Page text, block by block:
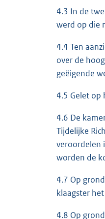
4.3 In de
werd op die
4.4 Ten
over de
geëigende
4.5 Gelet op
4.6 De
Tijdelijke
veroordelen
worden de
4.7 Op
klaagster
4.8 Op